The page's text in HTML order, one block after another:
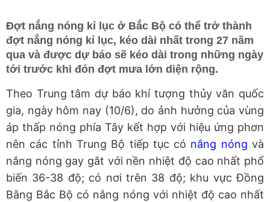
Đợt nắng nóng kỉ lục ở Bắc Bộ có thể trở thành
đợt nắng nóng kỉ lục, kéo dài nhất trong 27 năm
qua và được dự báo sẽ kéo dài trong những ngày
tới trước khi đón đợt mưa lớn diện rộng.
Theo Trung tâm dự báo khí tượng thủy văn quốc
gia, ngày hôm nay (10/6), do ảnh hưởng của vùng
áp thấp nóng phía Tây kết hợp với hiệu ứng phơn
nên các tỉnh Trung Bộ tiếp tục có nắng nóng và
nắng nóng gay gắt với nền nhiệt độ cao nhất phổ
biến 36-38 độ; có nơi trên 38 độ; khu vực Đồng
Bằng Bắc Bộ có nắng nóng với nhiệt độ cao nhất